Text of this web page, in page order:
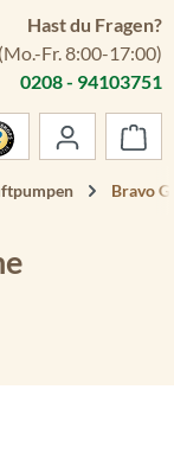
Hast du Fragen?
(Mo.-Fr. 8:00-17:00)
0208 - 94103751
Bravo